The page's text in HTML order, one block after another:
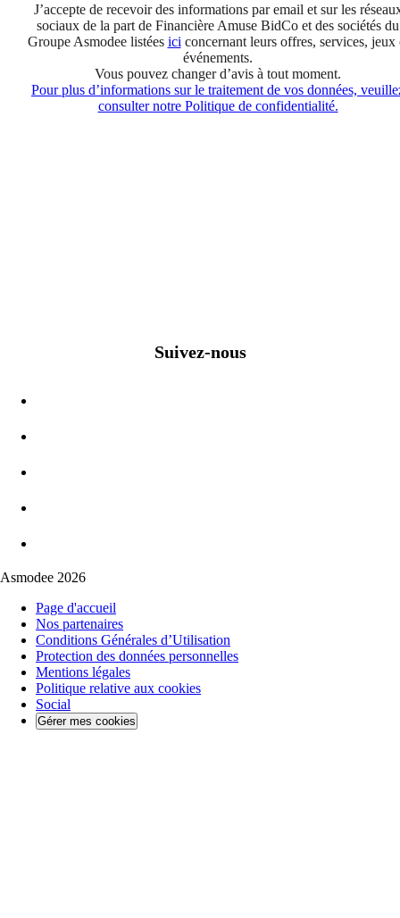
J’accepte de recevoir des informations par email et sur les
sociaux de la part de Financière Amuse BidCo et des sociétés du
Groupe Asmodee listées ici concernant leurs offres, services, jeux
événements.
Vous pouvez changer d’avis à tout moment.
Pour plus d’informations sur le traitement de vos données,
consulter notre Politique de confidentialité.
Suivez-nous
Asmodee 2026
Page d'accueil
Nos partenaires
Conditions Générales d’Utilisation
Protection des données personnelles
Mentions légales
Politique relative aux cookies
Social
Gérer mes cookies